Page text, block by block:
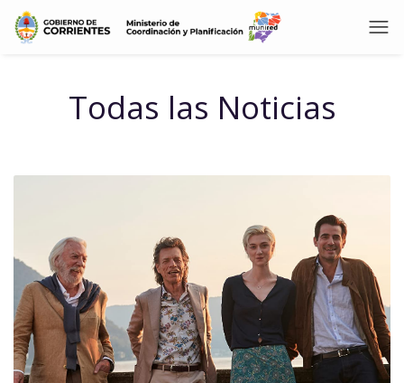
Todas las Noticias